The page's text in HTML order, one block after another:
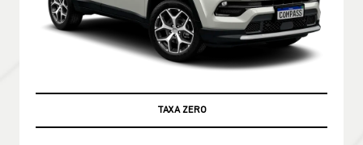
TAXA ZERO